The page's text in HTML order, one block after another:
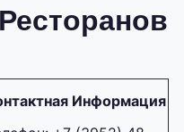
Информация